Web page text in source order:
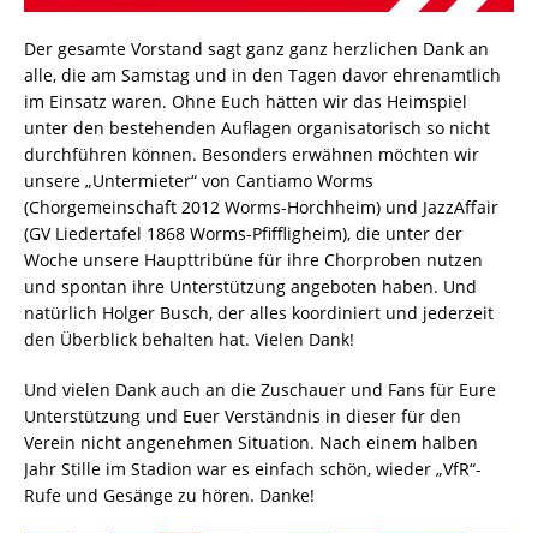
Der gesamte Vorstand sagt ganz ganz herzlichen Dank an
alle, die am Samstag und in den Tagen davor ehrenamtlich
im Einsatz waren. Ohne Euch hätten wir das Heimspiel
unter den bestehenden Auflagen organisatorisch so nicht
durchführen können. Besonders erwähnen möchten wir
unsere „Untermieter“ von Cantiamo Worms
(Chorgemeinschaft 2012 Worms-Horchheim) und JazzAffair
(GV Liedertafel 1868 Worms-Pfiffligheim), die unter der
Woche unsere Haupttribüne für ihre Chorproben nutzen
und spontan ihre Unterstützung angeboten haben. Und
natürlich Holger Busch, der alles koordiniert und jederzeit
den Überblick behalten hat. Vielen Dank!
Und vielen Dank auch an die Zuschauer und Fans für Eure
Unterstützung und Euer Verständnis in dieser für den
Verein nicht angenehmen Situation. Nach einem halben
Jahr Stille im Stadion war es einfach schön, wieder „VfR“-
Rufe und Gesänge zu hören. Danke!